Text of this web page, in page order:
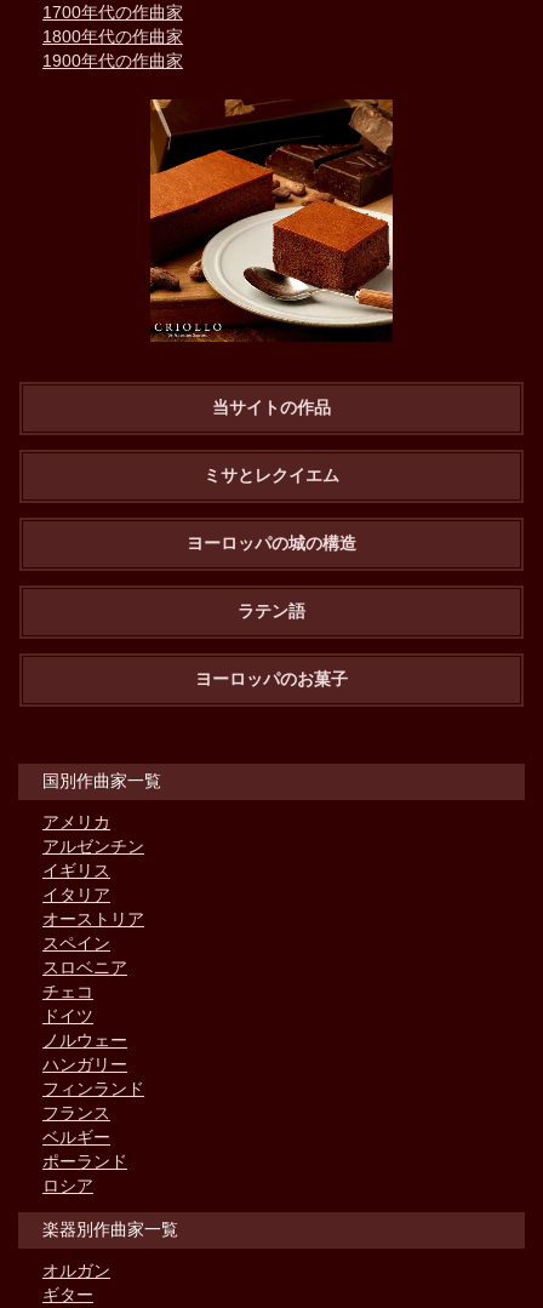
1700年代の作曲家
1800年代の作曲家
1900年代の作曲家
当サイトの作品
ミサとレクイエム
ヨーロッパの城の構造
ラテン語
ヨーロッパのお菓子
国別作曲家一覧
アメリカ
アルゼンチン
イギリス
イタリア
オーストリア
スペイン
スロベニア
チェコ
ドイツ
ノルウェー
ハンガリー
フィンランド
フランス
ベルギー
ポーランド
ロシア
楽器別作曲家一覧
オルガン
ギター